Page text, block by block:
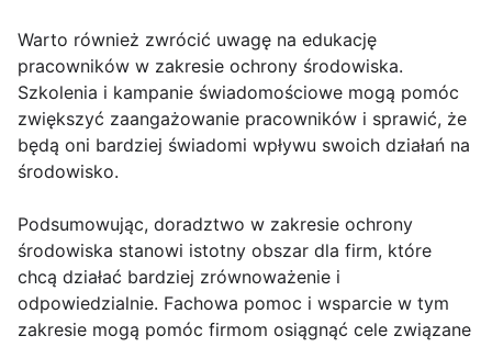
Warto również zwrócić uwagę na edukację
pracowników w zakresie ochrony środowiska.
Szkolenia i kampanie świadomościowe mogą pomóc
zwiększyć zaangażowanie pracowników i sprawić, że
będą oni bardziej świadomi wpływu swoich działań na
środowisko.
Podsumowując, doradztwo w zakresie ochrony
środowiska stanowi istotny obszar dla firm, które
chcą działać bardziej zrównoważenie i
odpowiedzialnie. Fachowa pomoc i wsparcie w tym
zakresie mogą pomóc firmom osiągnąć cele związane